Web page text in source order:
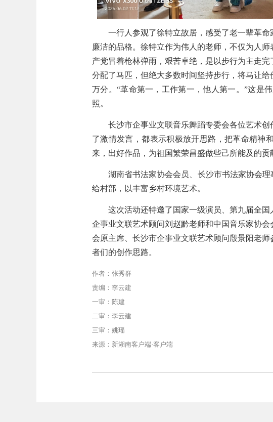
一行人参观了徐特立故居，感受了老一辈革
廉洁的品格。徐特立作为伟人的老师，不仅为人
产党冒着枪林弹雨，艰苦卓绝，是以步行为主走
分配了马匹，但绝大多数时间坚持步行，将马让
万分。“革命第一，工作第一，他人第一。”这是
照。
长沙市企事业文联音乐舞蹈专委会各位艺术
了激情发言，都表示积极放开思路，把革命精神
来，出好作品，为祖国繁荣昌盛做些己所能及的贡
湖南省书法家协会会员、长沙市书法家协会
给村部，以丰富乡村环境艺术。
这次活动还特邀了国家一级演员、第九届全
企事业文联艺术顾问刘赵黔老师和中国音乐家协
会原主席、长沙市企事业文联艺术顾问殷景阳老
者们的创作思路。
作者：张秀群
责编：李云建
一审：陈建
二审：李云建
三审：姚瑶
来源：新湖南客户端·客户端